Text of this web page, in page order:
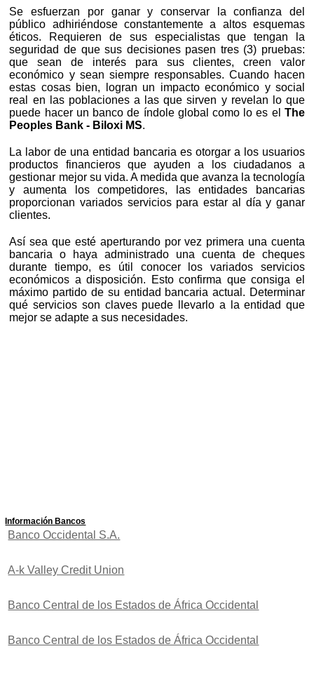
Se esfuerzan por ganar y conservar la confianza del
público adhiriéndose constantemente a altos esquemas
éticos. Requieren de sus especialistas que tengan la
seguridad de que sus decisiones pasen tres (3) pruebas:
que sean de interés para sus clientes, creen valor
económico y sean siempre responsables. Cuando hacen
estas cosas bien, logran un impacto económico y social
real en las poblaciones a las que sirven y revelan lo que
puede hacer un banco de índole global como lo es el The
Peoples Bank - Biloxi MS.
La labor de una entidad bancaria es otorgar a los usuarios
productos financieros que ayuden a los ciudadanos a
gestionar mejor su vida. A medida que avanza la tecnología
y aumenta los competidores, las entidades bancarias
proporcionan variados servicios para estar al día y ganar
clientes.
Así sea que esté aperturando por vez primera una cuenta
bancaria o haya administrado una cuenta de cheques
durante tiempo, es útil conocer los variados servicios
económicos a disposición. Esto confirma que consiga el
máximo partido de su entidad bancaria actual. Determinar
qué servicios son claves puede llevarlo a la entidad que
mejor se adapte a sus necesidades.
Información Bancos
Banco Occidental S.A.
A-k Valley Credit Union
Banco Central de los Estados de África Occidental
Banco Central de los Estados de África Occidental